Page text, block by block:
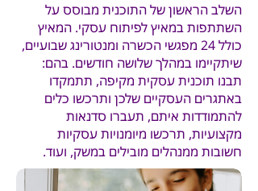
השלב הראשון של התוכנית מבוסס על
השתתפות במאיץ לפיתוח עסקי. המאיץ
כולל 24 מפגשי הכשרה ומנטורינג שבועיים,
שיתקיימו במהלך שלושה חודשים. בהם:
תבנו תוכנית עסקית מקיפה, תתמקדו
באתגרים העסקיים שלכן ותרכשו כלים
להתמודדות איתם, תעברו סדנאות
מקצועיות, תרכשו מיומנויות עסקיות
חשובות ממנהלים מובילים במשק, ועוד.